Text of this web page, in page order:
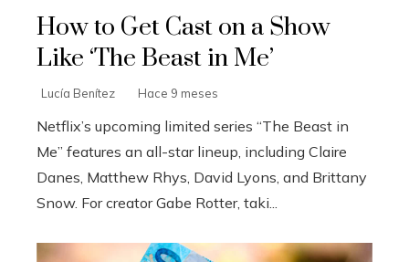
How to Get Cast on a Show
Like ‘The Beast in Me’
Lucía Benítez Hace 9 meses
Netflix’s upcoming limited series “The Beast in
Me” features an all-star lineup, including Claire
Danes, Matthew Rhys, David Lyons, and Brittany
Snow. For creator Gabe Rotter, taki...